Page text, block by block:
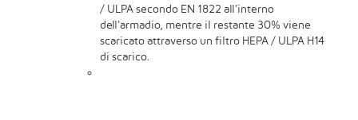
/ ULPA secondo EN 1822 all'interno
dell'armadio, mentre il restante 30% viene
scaricato attraverso un filtro HEPA / ULPA H14
di scarico.